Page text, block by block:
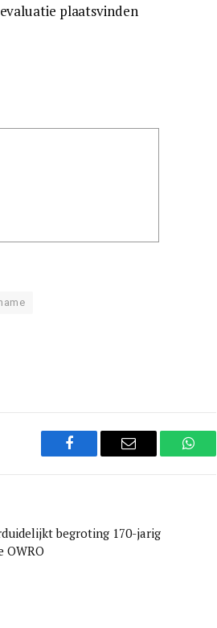
plaatsvinden
Facebook Email
begroting 170-jarig
OWRO